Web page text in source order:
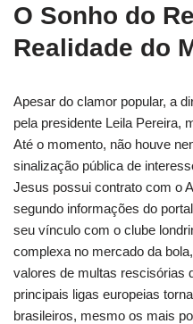
O Sonho do
Realidade do
Apesar do clamor popular, a
pela presidente Leila Pereira,
Até o momento, não houve
sinalização pública de
Jesus possui contrato com o
segundo informações do
seu vínculo com o clube
complexa no mercado da
valores de multas rescisórias
principais ligas europeias
brasileiros, mesmo os mais